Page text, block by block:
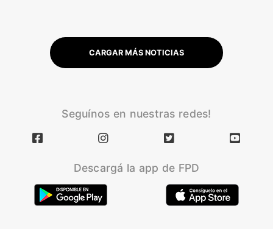
CARGAR MÁS NOTICIAS
Seguínos en nuestras redes!
Descargá la app de FPD